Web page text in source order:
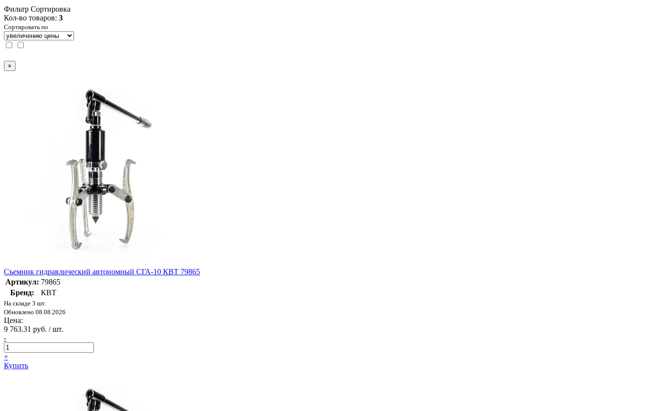
Фильтр Сортировка
Кол-во товаров: 3
Сортировать по
×
Съемник гидравлический автономный СГА-10 КВТ 79865
Артикул: 79865
Бренд:
КВТ
На складе 3 шт.
Обновлено 08.08.2026
Цена:
9 763.31 руб. / шт.
-
+
Купить